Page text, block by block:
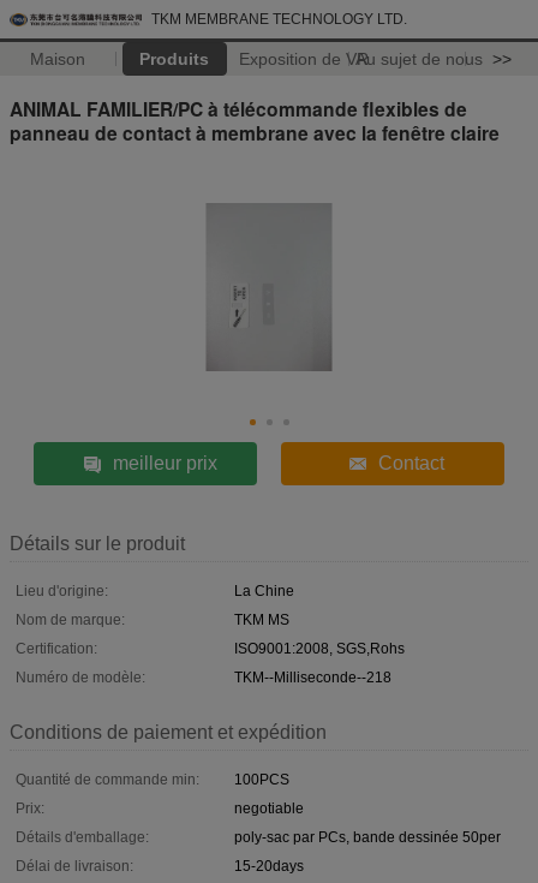
TKM MEMBRANE TECHNOLOGY LTD.
Maison Produits Exposition de VRAu sujet de nous >>
ANIMAL FAMILIER/PC à télécommande flexibles de
panneau de contact à membrane avec la fenêtre claire
meilleur prix Contact
Détails sur le produit
Lieu d'origine:
La Chine
Nom de marque:
TKM MS
Certification:
ISO9001:2008, SGS,Rohs
Numéro de modèle:
TKM--Milliseconde--218
Conditions de paiement et expédition
Quantité de commande min:
100PCS
Prix:
negotiable
Détails d'emballage:
poly-sac par PCs, bande dessinée 50per
Délai de livraison:
15-20days